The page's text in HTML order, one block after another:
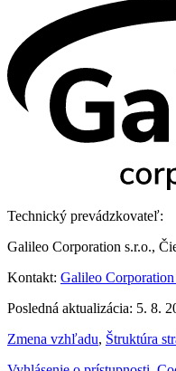
Technický prevádzkovateľ:
Galileo Corporation s.r.o.,
Kontakt: Galileo Corporation
Posledná aktualizácia: 5. 8.
Zmena vzhľadu, Štruktúra